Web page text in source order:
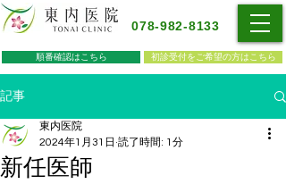
078-982-8133
順番確認はこちら 初診受付をご希望の方はこちら
記事
新任医師
東内医院
2024年1月31日 読了時間: 1分